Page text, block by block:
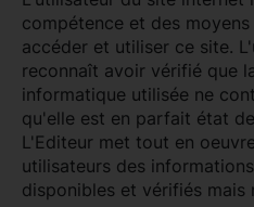
compétence et des
accéder et utiliser ce site.
reconnaît avoir vérifié que
informatique utilisée ne
qu'elle est en parfait état
L'Editeur met tout en
utilisateurs des
disponibles et vérifiés mais